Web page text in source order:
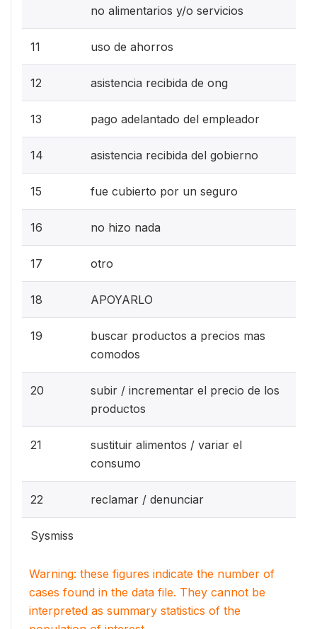
no alimentarios y/o servicios
11 uso de ahorros
12 asistencia recibida de ong
13 pago adelantado del empleador
14 asistencia recibida del gobierno
15 fue cubierto por un seguro
16 no hizo nada
17 otro
18 APOYARLO
19
buscar productos a precios mas
comodos
20
subir / incrementar el precio de los
productos
21
sustituir alimentos / variar el
consumo
22 reclamar / denunciar
Sysmiss
Warning: these figures indicate the number of
cases found in the data file. They cannot be
interpreted as summary statistics of the